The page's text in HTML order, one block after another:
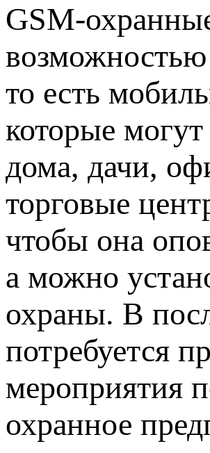
GSM-
то есть
которые
дома, дачи,
торговые
чтобы она
а можно
охраны. В
потребуется
мероприятия
охранное